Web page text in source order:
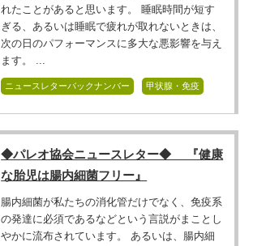
れたことがあると思います。 睡眠時間が短す
ぎる、あるいは睡眠で疲れが取れないときは、
次の日のパフォーマンスに多大な悪影響を与え
ます。 ...
ニュースレターバックナンバー 甲状腺・免疫
◆パレオ協会ニュースレター◆ 『健康
な胎児は腸内細菌フリー』
腸内細菌が私たちの消化管だけでなく、免疫系
の発達に必須であるなどという言説がまことし
やかに流布されています。 あるいは、腸内細